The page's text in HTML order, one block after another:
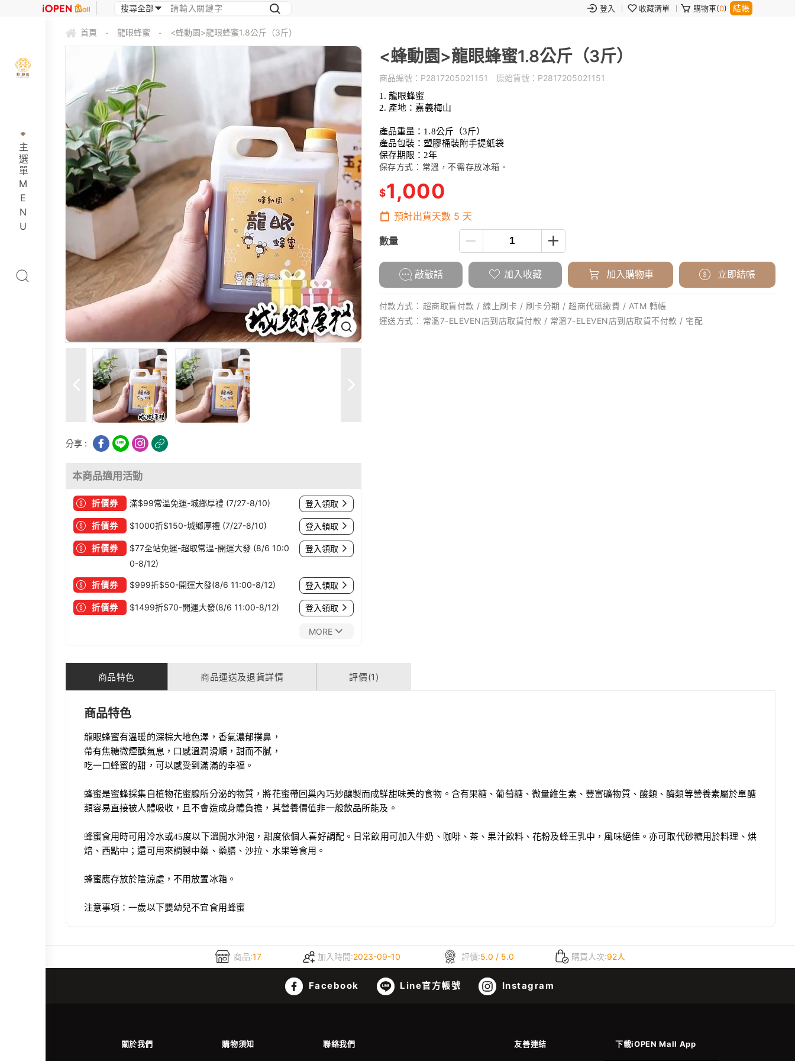
登入 收藏清單 購物車(0) 結帳
主選單MENU
首頁 - 龍眼蜂蜜 - <蜂動園>龍眼蜂蜜1.8公斤（3斤）
分享 :
本商品適用活動
折價券 滿$99常溫免運-城鄉厚禮 (7/27-8/10) 登入領取
折價券 $1000折$150-城鄉厚禮 (7/27-8/10) 登入領取
折價券
$77全站免運-超取常溫-開運大發 (8/6 10:0
0-8/12)
登入領取
折價券 $999折$50-開運大發(8/6 11:00-8/12) 登入領取
折價券 $1499折$70-開運大發(8/6 11:00-8/12) 登入領取
MORE
<蜂動園>龍眼蜂蜜1.8公斤（3斤）
商品編號： P2817205021151 原始貨號： P2817205021151
龍眼蜂蜜
產地：嘉義梅山
產品重量：1.8公斤（3斤）
產品包裝：塑膠桶裝附手提紙袋
保存期限：2年
保存方式：常溫，不需存放冰箱。
$1,000
預計出貨天數 5 天
數量
敲敲話 加入收藏 加入購物車 立即結帳
付款方式： 超商取貨付款 / 線上刷卡 / 刷卡分期 / 超商代碼繳費 / ATM 轉帳
運送方式： 常溫7-ELEVEN店到店取貨付款 / 常溫7-ELEVEN店到店取貨不付款 / 宅配
商品特色 商品運送及退貨詳情 評價(1)
商品特色
龍眼蜂蜜有溫暖的深棕大地色澤，香氣濃郁撲鼻，
帶有焦糖微煙醺氣息，口感溫潤滑順，甜而不膩，
吃一口蜂蜜的甜，可以感受到滿滿的幸福。
蜂蜜是蜜蜂採集自植物花蜜腺所分泌的物質，將花蜜帶回巢內巧妙釀製而成鮮甜味美的食物。含有果糖、葡萄糖、微量維生素、豐富礦物質、酸類、酶類等營養素屬於單醣
類容易直接被人體吸收，且不會造成身體負擔，其營養價值非一般飲品所能及。
蜂蜜食用時可用冷水或45度以下溫開水沖泡，甜度依個人喜好調配。日常飲用可加入牛奶、咖啡、茶、果汁飲料、花粉及蜂王乳中，風味絕佳。亦可取代砂糖用於料理、烘
焙、西點中；還可用來調製中藥、藥膳、沙拉、水果等食用。
蜂蜜應存放於陰涼處，不用放置冰箱。
注意事項：一歲以下嬰幼兒不宜食用蜂蜜
商品:17 加入時間:2023-09-10 評價:5.0 / 5.0 購買人次:92人
Facebook Line官方帳號 Instagram
關於我們 購物須知 聯絡我們 友善連結 下載iOPEN Mall App